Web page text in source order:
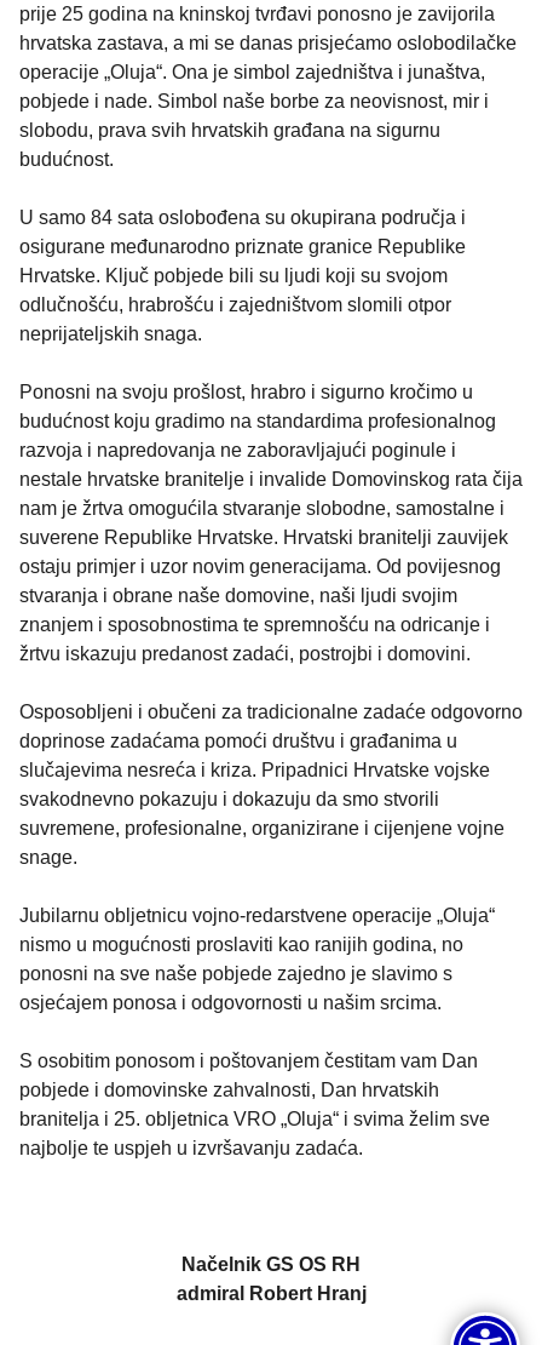
prije 25 godina na kninskoj tvrđavi ponosno je zavijorila
hrvatska zastava, a mi se danas prisjećamo oslobodilačke
operacije „Oluja“. Ona je simbol zajedništva i junaštva,
pobjede i nade. Simbol naše borbe za neovisnost, mir i
slobodu, prava svih hrvatskih građana na sigurnu
budućnost.
U samo 84 sata oslobođena su okupirana područja i
osigurane međunarodno priznate granice Republike
Hrvatske. Ključ pobjede bili su ljudi koji su svojom
odlučnošću, hrabrošću i zajedništvom slomili otpor
neprijateljskih snaga.
Ponosni na svoju prošlost, hrabro i sigurno kročimo u
budućnost koju gradimo na standardima profesionalnog
razvoja i napredovanja ne zaboravljajući poginule i
nestale hrvatske branitelje i invalide Domovinskog rata čija
nam je žrtva omogućila stvaranje slobodne, samostalne i
suverene Republike Hrvatske. Hrvatski branitelji zauvijek
ostaju primjer i uzor novim generacijama. Od povijesnog
stvaranja i obrane naše domovine, naši ljudi svojim
znanjem i sposobnostima te spremnošću na odricanje i
žrtvu iskazuju predanost zadaći, postrojbi i domovini.
Osposobljeni i obučeni za tradicionalne zadaće odgovorno
doprinose zadaćama pomoći društvu i građanima u
slučajevima nesreća i kriza. Pripadnici Hrvatske vojske
svakodnevno pokazuju i dokazuju da smo stvorili
suvremene, profesionalne, organizirane i cijenjene vojne
snage.
Jubilarnu obljetnicu vojno-redarstvene operacije „Oluja“
nismo u mogućnosti proslaviti kao ranijih godina, no
ponosni na sve naše pobjede zajedno je slavimo s
osjećajem ponosa i odgovornosti u našim srcima.
S osobitim ponosom i poštovanjem čestitam vam Dan
pobjede i domovinske zahvalnosti, Dan hrvatskih
branitelja i 25. obljetnica VRO „Oluja“ i svima želim sve
najbolje te uspjeh u izvršavanju zadaća.
Načelnik GS OS RH
admiral Robert Hranj